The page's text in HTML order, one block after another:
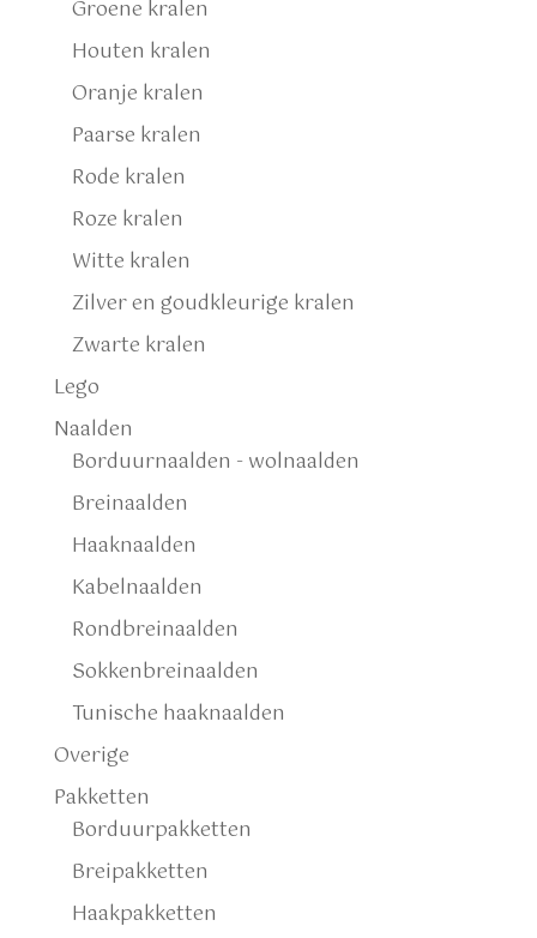
Groene kralen
Houten kralen
Oranje kralen
Paarse kralen
Rode kralen
Roze kralen
Witte kralen
Zilver en goudkleurige kralen
Zwarte kralen
Lego
Naalden
Borduurnaalden - wolnaalden
Breinaalden
Haaknaalden
Kabelnaalden
Rondbreinaalden
Sokkenbreinaalden
Tunische haaknaalden
Overige
Pakketten
Borduurpakketten
Breipakketten
Haakpakketten